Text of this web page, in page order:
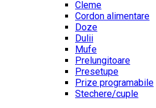
Cleme
Cordon alimentare
Doze
Dulii
Mufe
Prelungitoare
Presetupe
Prize programabile
Stechere/cuple